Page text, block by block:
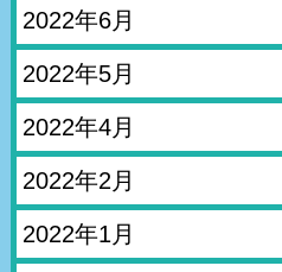
2022年6月
2022年5月
2022年4月
2022年2月
2022年1月